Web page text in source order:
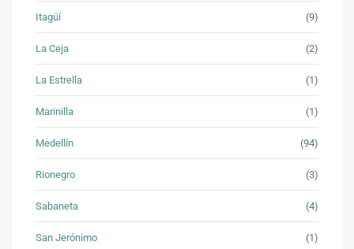
Itagüí (9)
La Ceja (2)
La Estrella (1)
Marinilla (1)
Medellín (94)
Rionegro (3)
Sabaneta (4)
San Jerónimo (1)